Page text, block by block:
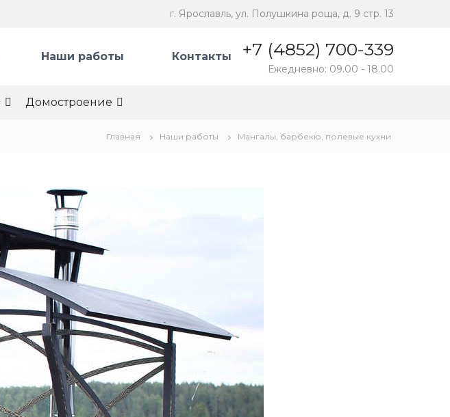
г. Ярославль, ул. Полушкина роща, д. 9 стр. 13
Наши работы Контакты +7 (4852) 700-339
Ежедневно: 09.00 - 18.00
Домостроение
Главная Наши работы Мангалы, барбекю, полевые кухни